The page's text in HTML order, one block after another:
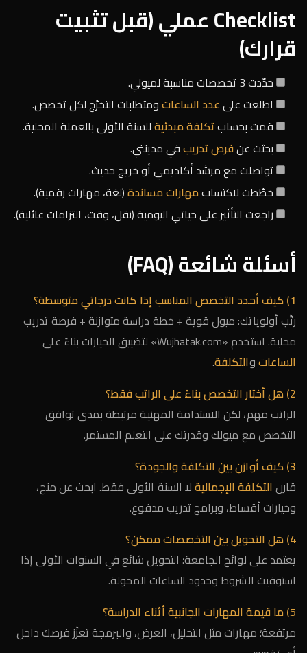
Checklist عملي (قبل تثبيت
قرارك)
حدّدت 3 تخصصات مناسبة لميولي.
اطلعت علىعدد الساعاتومتطلبات التخرّج لكل تخصص.
قمت بحسابتكلفة مبدئيةللسنة الأولى بالعملة المحلية.
بحثت عنفرص تدريبفي مدينتي.
تواصلت مع مرشد أكاديمي أو خريج حديث.
خطّطت لاكتسابمهارات مساندة(لغة، مهارات رقمية).
راجعت التأثير على حياتي اليومية (نقل، وقت، التزامات عائلية).
أسئلة شائعة (FAQ)
1) كيف أحدد التخصص المناسب إذا كانت درجاتي متوسطة؟
رتّب أولوياتك: ميول قوية + خطة دراسة متوازنة + فرصة تدريب
محلية. استخدم «Wujhatak.com» لتضييق الخيارات بناءً على
الساعاتوالتكلفة.
2) هل أختار التخصص بناءً على الراتب فقط؟
الراتب مهم، لكن الاستدامة المهنية مرتبطة بمدى توافق
التخصص مع ميولك وقدرتك على التعلم المستمر.
3) كيف أوازن بين التكلفة والجودة؟
قارنالتكلفة الإجماليةلا السنة الأولى فقط. ابحث عن منح،
وخيارات أقساط، وبرامج تدريب مدفوع.
4) هل التحويل بين التخصصات ممكن؟
يعتمد على لوائح الجامعة؛ التحويل شائع في السنوات الأولى إذا
استوفيت الشروط وحدود الساعات المحولة.
5) ما قيمة المهارات الجانبية أثناء الدراسة؟
مرتفعة؛ مهارات مثل التحليل، العرض، والبرمجة تعزّز فرصك داخل